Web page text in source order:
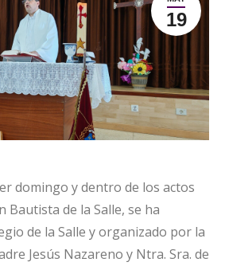
19
domingo y dentro de los actos
Bautista de la Salle, se ha
de la Salle y organizado por la
Jesús Nazareno y Ntra. Sra. de